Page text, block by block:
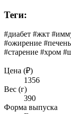
Теги:
#диабет #жкт
#ожирение
#старение #хром
Цена (₽)
1356
Вес (г)
390
Форма выпуска